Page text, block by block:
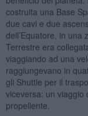
costruita una Base
due cavi e due
dell’Equatore, in una
Terrestre era
viaggiando ad una
raggiungevano in
gli Shuttle per il
viceversa: un viaggio
propellente.